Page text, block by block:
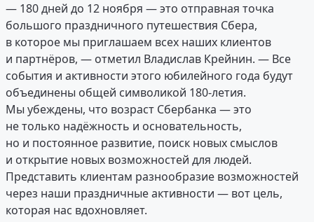
— 180 дней до 12 ноября — это отправная точка
большого праздничного путешествия Сбера,
в которое мы приглашаем всех наших клиентов
и партнёров, — отметил Владислав Крейнин. — Все
события и активности этого юбилейного года будут
объединены общей символикой 180-летия.
Мы убеждены, что возраст Сбербанка — это
не только надёжность и основательность,
но и постоянное развитие, поиск новых смыслов
и открытие новых возможностей для людей.
Представить клиентам разнообразие возможностей
через наши праздничные активности — вот цель,
которая нас вдохновляет.